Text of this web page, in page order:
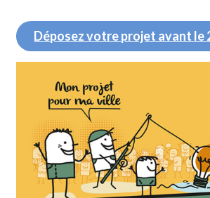
Déposez votre projet avant le